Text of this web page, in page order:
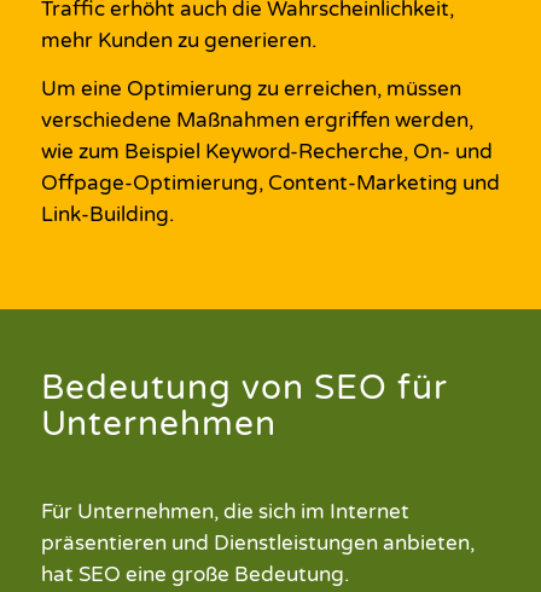
Traffic erhöht auch die Wahrscheinlichkeit,
mehr Kunden zu generieren.
Um eine Optimierung zu erreichen, müssen
verschiedene Maßnahmenergriffen werden,
wie zum Beispiel Keyword-Recherche, On- und
Offpage-Optimierung, Content-Marketing und
Link-Building.
Bedeutung von SEO für
Unternehmen
Für Unternehmen, die sich im Internet
präsentieren und Dienstleistungen anbieten,
hat SEO eine große Bedeutung.